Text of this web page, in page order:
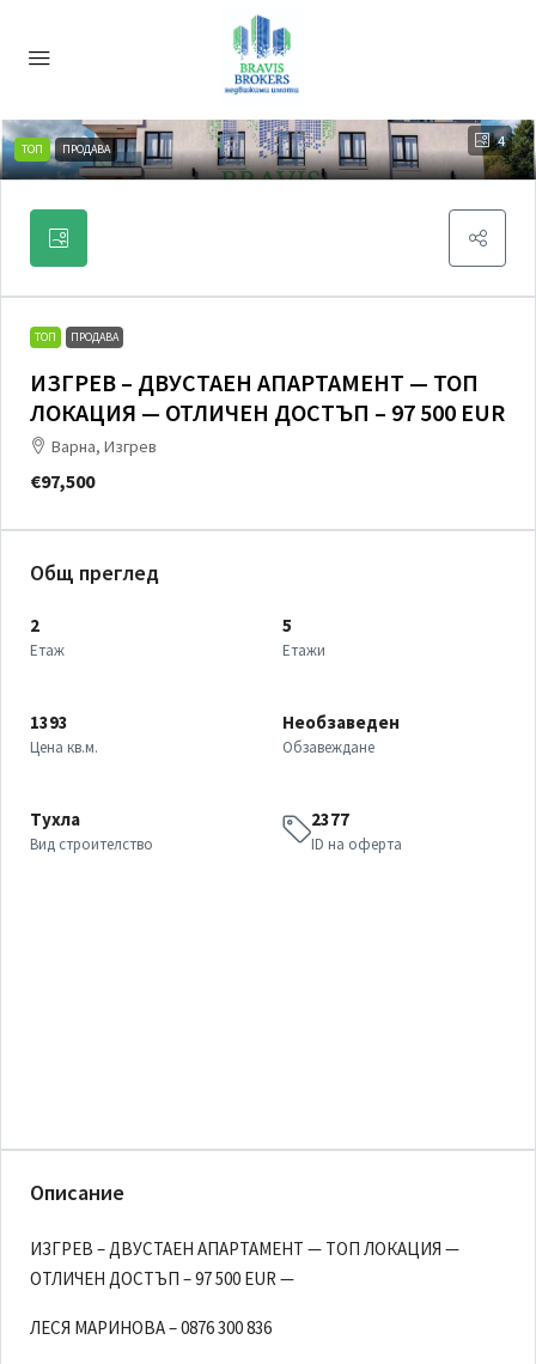
4
ТОП ПРОДАВА
ТОП ПРОДАВА
ИЗГРЕВ – ДВУСТАЕН АПАРТАМЕНТ — ТОП
ЛОКАЦИЯ — ОТЛИЧЕН ДОСТЪП – 97 500 EUR
Варна, Изгрев
€97,500
Общ преглед
2
Етаж
5
Етажи
1393
Цена кв.м.
Необзаведен
Обзавеждане
Тухла
Вид строителство
2377
ID на оферта
Описание
ИЗГРЕВ – ДВУСТАЕН АПАРТАМЕНТ — ТОП ЛОКАЦИЯ —
ОТЛИЧЕН ДОСТЪП – 97 500 EUR —
ЛЕСЯ МАРИНОВА – 0876 300 836